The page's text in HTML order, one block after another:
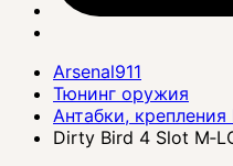
Arsenal911
Тюнинг оружия
Антабки,
Dirty Bird 4 Slot